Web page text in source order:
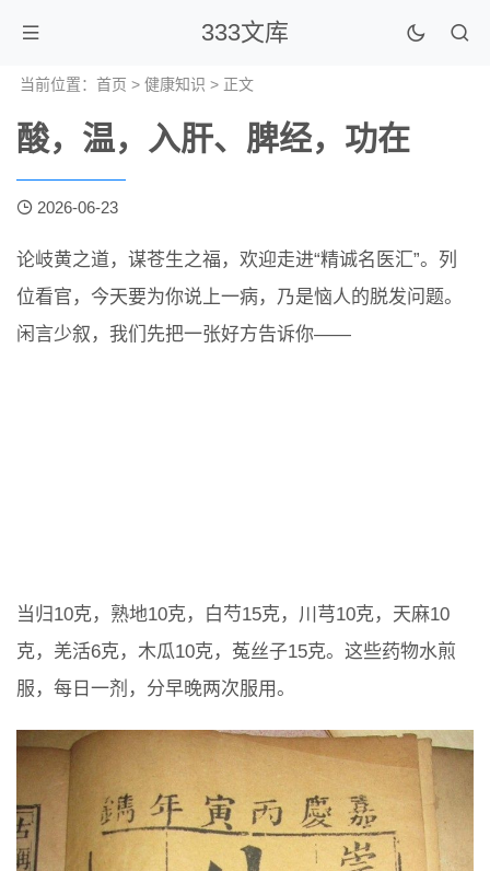
333文库
当前位置： 首页 > 健康知识 > 正文
酸，温，入肝、脾经，功在
2026-06-23
论岐黄之道，谋苍生之福，欢迎走进“精诚名医汇”。列
位看官，今天要为你说上一病，乃是恼人的脱发问题。
闲言少叙，我们先把一张好方告诉你——
当归10克，熟地10克，白芍15克，川芎10克，天麻10
克，羌活6克，木瓜10克，菟丝子15克。这些药物水煎
服，每日一剂，分早晚两次服用。